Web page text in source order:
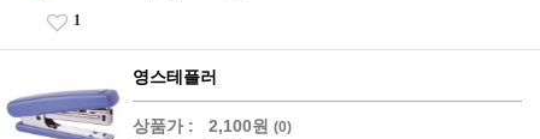
1
영스테플러
상품가 : 2,100원 (0)